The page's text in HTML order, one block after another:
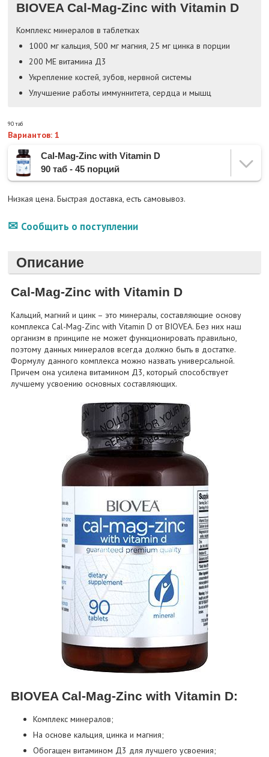
BIOVEA Cal-Mag-Zinc with Vitamin D
Комплекс минералов в таблетках
1000 мг кальция, 500 мг магния, 25 мг цинка в порции
200 МЕ витамина Д3
Укрепление костей, зубов, нервной системы
Улучшение работы иммуннитета, сердца и мышц
90 таб
Вариантов: 1
Cal-Mag-Zinc with Vitamin D
90 таб - 45 порций
Низкая цена. Быстрая доставка, есть самовывоз.
Сообщить о поступлении
Описание
Cal-Mag-Zinc with Vitamin D
Кальций, магний и цинк – это минералы, составляющие основу
комплекса Cal-Mag-Zinc with Vitamin D от BIOVEA. Без них наш
организм в принципе не может функционировать правильно,
поэтому данных минералов всегда должно быть в достатке.
Формулу данного комплекса можно назвать универсальной.
Причем она усилена витамином Д3, который способствует
лучшему усвоению основных составляющих.
BIOVEA Cal-Mag-Zinc with Vitamin D:
Комплекс минералов;
На основе кальция, цинка и магния;
Обогащен витамином Д3 для лучшего усвоения;